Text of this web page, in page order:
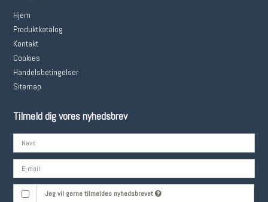
Hjem
Produktkatalog
Kontakt
Cookies
Handelsbetingelser
Sitemap
Tilmeld dig vores nyhedsbrev
Jeg vil gerne tilmeldes nyhedsbrevet